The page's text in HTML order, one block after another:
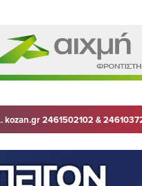
kozan.gr 2461502102 &